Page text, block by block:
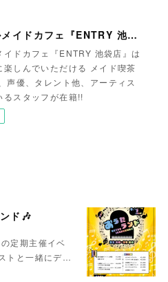
カジュアルメイドカフェ『ENTRY 池袋店』
イドカフェ『ENTRY 池袋店』は
楽しんでいただける メイド喫茶
声優、タレント他、アーティス
るスタッフが在籍!!
ド🎶
定期主催イベ
トと一緒にデ…